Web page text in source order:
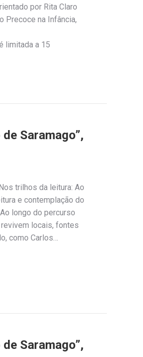
por Rita Claro
Precoce na Infância,
limitada a 15
Saramago”,
trilhos da leitura: Ao
e contemplação do
longo do percurso
locais, fontes
como Carlos…
Saramago”,